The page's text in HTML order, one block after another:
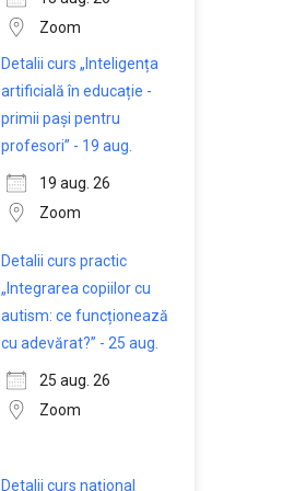
Zoom
Detalii curs „Inteligența
artificială în educație -
primii pași pentru
profesori” - 19 aug.
19 aug. 26
Zoom
Detalii curs practic
„Integrarea copiilor cu
autism: ce funcționează
cu adevărat?” - 25 aug.
25 aug. 26
Zoom
Detalii curs național